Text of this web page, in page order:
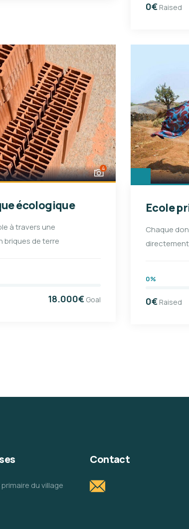
0€ Raised
4
écologique
à travers une
de terre
18.000€ Goal
Ecole
Chaque
0%
0€ Raised
du village
Contact